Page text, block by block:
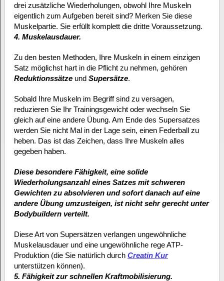
drei zusätzliche Wiederholungen, obwohl Ihre Muskeln
eigentlich zum Aufgeben bereit sind? Merken Sie diese
Muskelpartie. Sie erfüllt komplett die dritte Voraussetzung.
4. Muskelausdauer.
Zu den besten Methoden, Ihre Muskeln in einem einzigen
Satz möglichst hart in die Pflicht zu nehmen, gehören
Reduktionssätzeund Supersätze.
Sobald Ihre Muskeln im Begriff sind zu versagen,
reduzieren Sie Ihr Trainingsgewicht oder wechseln Sie
gleich auf eine andere Übung. Am Ende des Supersatzes
werden Sie nicht Mal in der Lage sein, einen Federball zu
heben. Das ist das Zeichen, dass Ihre Muskeln alles
gegeben haben.
Diese besondere Fähigkeit, eine solide
Wiederholungsanzahl eines Satzes mit schweren
Gewichten zu absolvieren und sofort danach auf eine
andere Übung umzusteigen, ist nicht sehr gerecht unter
Bodybuildern verteilt.
Diese Art von Supersätzen verlangen ungewöhnliche
Muskelausdauer und eine ungewöhnliche rege ATP-
Produktion (die Sie natürlich durch Creatin Kur
unterstützen können).
5. Fähigkeit zur schnellen Kraftmobilisierung.